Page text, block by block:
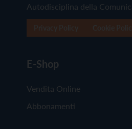
Autodisciplina della
E-Shop
Vendita Online
Abbonamenti